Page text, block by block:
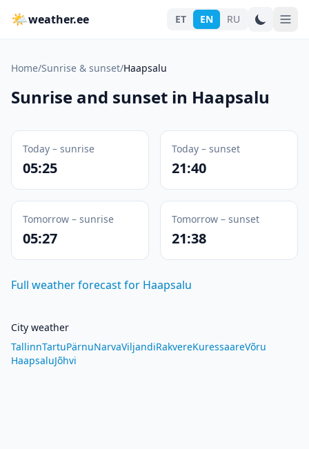
🌤weather.ee ET EN RU
Home/Sunrise & sunset/Haapsalu
Sunrise and sunset in Haapsalu
Today – sunrise
05:25
Today – sunset
21:40
Tomorrow – sunrise
05:27
Tomorrow – sunset
21:38
Full weather forecast for Haapsalu
City weather
TallinnTartuPärnuNarvaViljandiRakvereKuressaareVõru
HaapsaluJõhvi